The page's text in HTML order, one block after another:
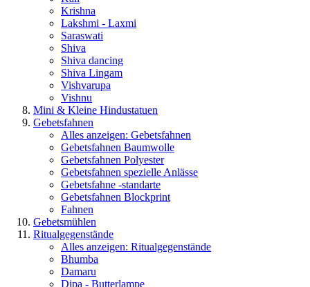
Krishna
Lakshmi - Laxmi
Saraswati
Shiva
Shiva dancing
Shiva Lingam
Vishvarupa
Vishnu
Mini & Kleine Hindustatuen
Gebetsfahnen
Alles anzeigen: Gebetsfahnen
Gebetsfahnen Baumwolle
Gebetsfahnen Polyester
Gebetsfahnen spezielle Anlässe
Gebetsfahne -standarte
Gebetsfahnen Blockprint
Fahnen
Gebetsmühlen
Ritualgegenstände
Alles anzeigen: Ritualgegenstände
Bhumba
Damaru
Dipa - Butterlampe